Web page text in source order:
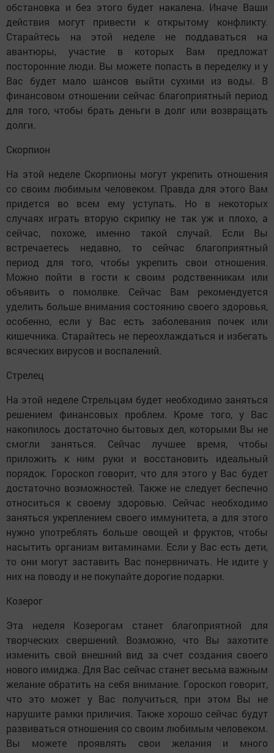
обстановка и без этого будет накалена. Иначе Ваши
действия могут привести к открытому конфликту.
Старайтесь на этой неделе не поддаваться на
авантюры, участие в которых Вам предложат
посторонние люди. Вы можете попасть в переделку и у
Вас будет мало шансов выйти сухими из воды. В
финансовом отношении сейчас благоприятный период
для того, чтобы брать деньги в долг или возвращать
долги.
Скорпион
На этой неделе Скорпионы могут укрепить отношения
со своим любимым человеком. Правда для этого Вам
придется во всем ему уступать. Но в некоторых
случаях играть вторую скрипку не так уж и плохо, а
сейчас, похоже, именно такой случай. Если Вы
встречаетесь недавно, то сейчас благоприятный
период для того, чтобы укрепить свои отношения.
Можно пойти в гости к своим родственникам или
объявить о помолвке. Сейчас Вам рекомендуется
уделить больше внимания состоянию своего здоровья,
особенно, если у Вас есть заболевания почек или
кишечника. Старайтесь не переохлаждаться и избегать
всяческих вирусов и воспалений.
Стрелец
На этой неделе Стрельцам будет необходимо заняться
решением финансовых проблем. Кроме того, у Вас
накопилось достаточно бытовых дел, которыми Вы не
смогли заняться. Сейчас лучшее время, чтобы
приложить к ним руки и восстановить идеальный
порядок. Гороскоп говорит, что для этого у Вас будет
достаточно возможностей. Также не следует беспечно
относиться к своему здоровью. Сейчас необходимо
заняться укреплением своего иммунитета, а для этого
нужно употреблять больше овощей и фруктов, чтобы
насытить организм витаминами. Если у Вас есть дети,
то они могут заставить Вас понервничать. Не идите у
них на поводу и не покупайте дорогие подарки.
Козерог
Эта неделя Козерогам станет благоприятной для
творческих свершений. Возможно, что Вы захотите
изменить свой внешний вид за счет создания своего
нового имиджа. Для Вас сейчас станет весьма важным
желание обратить на себя внимание. Гороскоп говорит,
что это может у Вас получиться, при этом Вы не
нарушите рамки приличия. Также хорошо сейчас будут
развиваться отношения со своим любимым человеком.
Вы можете проявлять свои желания и много